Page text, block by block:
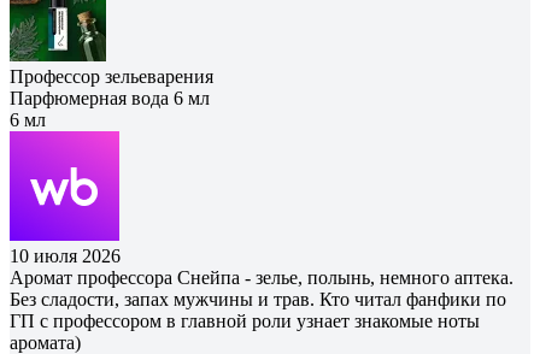
Профессор зельеварения
Парфюмерная вода 6 мл
6 мл
10 июля 2026
Аромат профессора Снейпа - зелье, полынь, немного аптека.
Без сладости, запах мужчины и трав. Кто читал фанфики по
ГП с профессором в главной роли узнает знакомые ноты
аромата)